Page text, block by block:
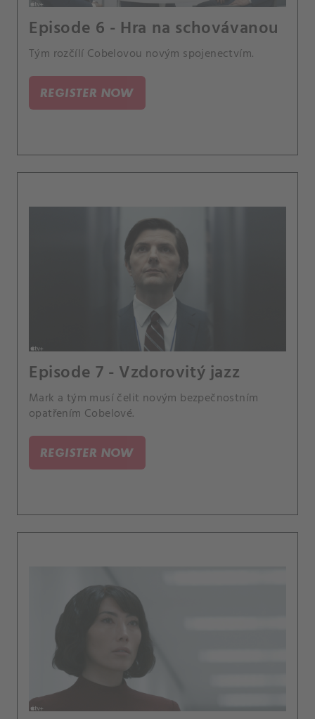
Episode 6 - Hra na schovávanou
Tým rozčílí Cobelovou novým spojenectvím.
REGISTER NOW
Episode 7 - Vzdorovitý jazz
Mark a tým musí čelit novým bezpečnostním
opatřením Cobelové.
REGISTER NOW